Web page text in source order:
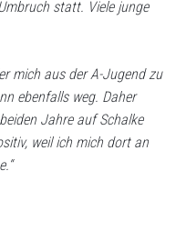
statt. Viele junge
mich aus der A-Jugend zu
ebenfalls weg. Daher
Jahre auf Schalke
weil ich mich dort an